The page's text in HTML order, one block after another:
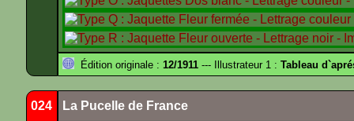
Édition originale : 12/1911 --- Illustrateur 1 : Tableau
024 La Pucelle de France